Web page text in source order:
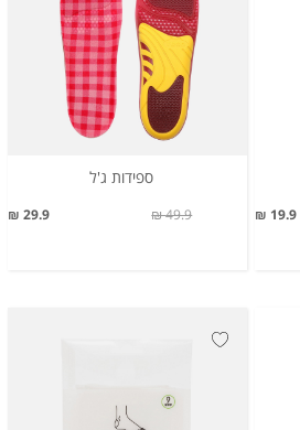
19.9 ₪
ספידות ג'ל
29.9 ₪ 49.9 ₪